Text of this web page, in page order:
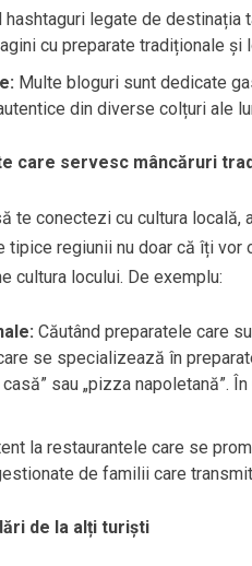
hashtaguri legate de
cu preparate tradiționale și
Multe bloguri sunt dedicate
din diverse colțuri ale
care servesc mâncăruri
te conectezi cu cultura
tipice regiunii nu doar că îți
cultura locului. De exemplu:
Căutând preparatele care
se specializează în
sau „pizza napoletană”.
la restaurantele care se
de familii care
de la alți turiști